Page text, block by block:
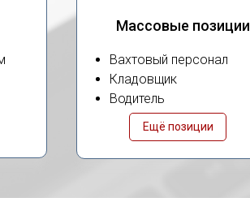
Массовые позиции
Вахтовый персонал
Кладовщик
Водитель
Ещё позиции